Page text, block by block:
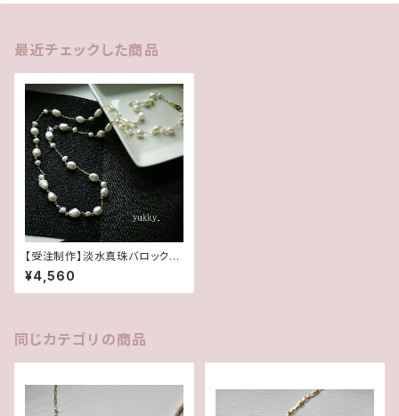
最近チェックした商品
【受注制作】淡水真珠バロック＊
ホワイト＊ロングネックレス
¥4,560
同じカテゴリの商品